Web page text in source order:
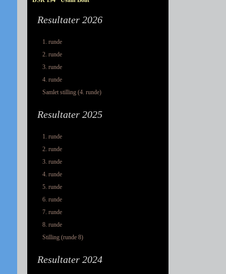
Resultater 2026
1. runde
2. runde
3. runde
4. runde
Samlet stilling (4. runde)
Resultater 2025
1. runde
2. runde
3. runde
4. runde
5. runde
6. runde
7. runde
8. runde
Stilling (runde 8)
Resultater 2024